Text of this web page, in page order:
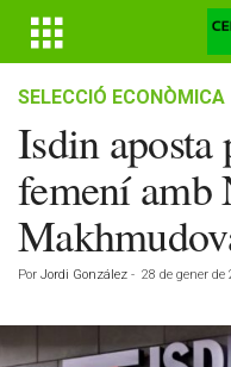
SELECCIÓ ECONÒMICA
Isdin aposta
femení amb
Por Jordi González - 28 de gener de